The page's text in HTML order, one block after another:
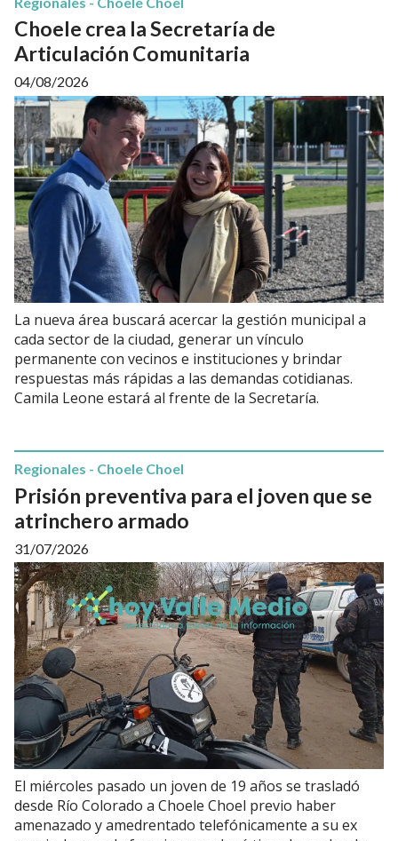
Choele crea la Secretaría de
Articulación Comunitaria
04/08/2026
La nueva área buscará acercar la gestión municipal a
cada sector de la ciudad, generar un vínculo
permanente con vecinos e instituciones y brindar
respuestas más rápidas a las demandas cotidianas.
Camila Leone estará al frente de la Secretaría.
Prisión preventiva para el joven que se
atrinchero armado
Regionales - Choele Choel
31/07/2026
El miércoles pasado un joven de 19 años se trasladó
desde Río Colorado a Choele Choel previo haber
amenazado y amedrentado telefónicamente a su ex